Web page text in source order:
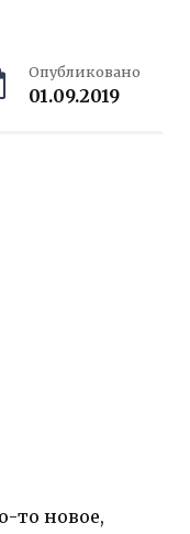
Опубликовано
01.09.2019
то новое,